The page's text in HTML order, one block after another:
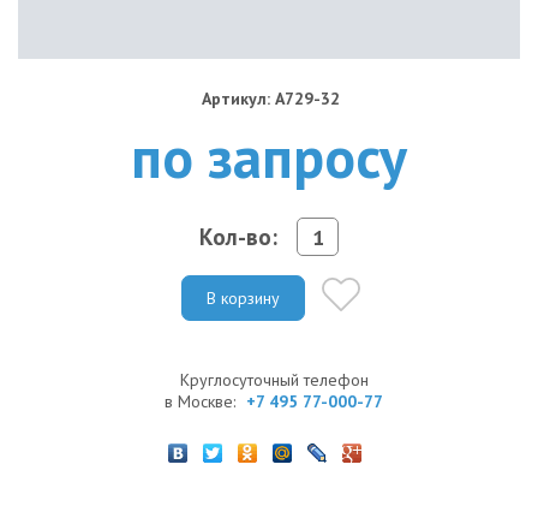
Артикул: A729-32
по запросу
Кол-во:
В корзину
Круглосуточный телефон
в Москве: +7 495 77-000-77